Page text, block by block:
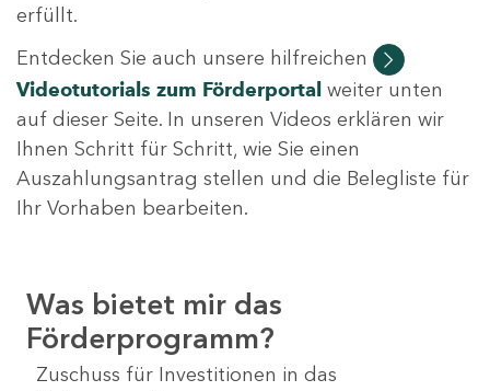
erfüllt.
Entdecken Sie auch unsere hilfreichen
Videotutorials zum Förderportal weiter unten
auf dieser Seite. In unseren Videos erklären wir
Ihnen Schritt für Schritt, wie Sie einen
Auszahlungsantrag stellen und die Belegliste für
Ihr Vorhaben bearbeiten.
Was bietet mir das
Förderprogramm?
Zuschuss für Investitionen in das